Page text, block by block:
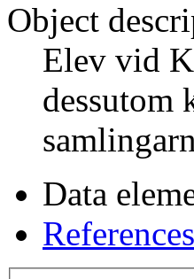
Object
Elev vid
dessutom
Data